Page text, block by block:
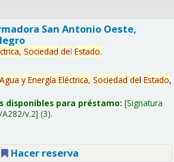
San Antonio Oeste,
Sociedad del Estado.
Agua y Energía Eléctrica, Sociedad del Estado,
disponibles para préstamo: Signatura
v.2 (3).
Hacer reserva